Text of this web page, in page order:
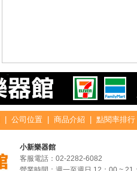
公司位置 商品介紹 點閱率排行
小新樂器館
客服電話： 02-2282-6082